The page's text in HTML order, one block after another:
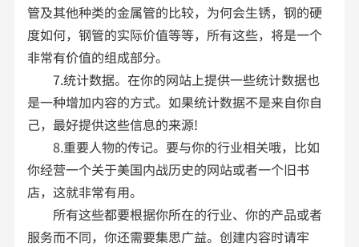
管及其他种类的金属管的比较，为何会生锈，钢的硬
度如何，钢管的实际价值等等，所有这些，将是一个
非常有价值的组成部分。
7.统计数据。在你的网站上提供一些统计数据也
是一种增加内容的方式。如果统计数据不是来自你自
己，最好提供这些信息的来源!
8.重要人物的传记。要与你的行业相关哦，比如
你经营一个关于美国内战历史的网站或者一个旧书
店，这就非常有用。
所有这些都要根据你所在的行业、你的产品或者
服务而不同，你还需要集思广益。创建内容时请牢